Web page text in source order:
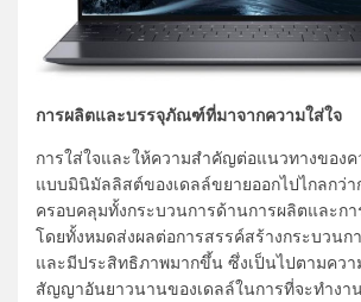
การผลิตและบรรจุภัณฑ์ที่มาจากความใส่ใจ
การใส่ใจและให้ความสำคัญต่อแนวทางของค
แบบมินิมัลลิสต์ของเดลล์ขยายออกไปไกลกว่า
ครอบคลุมทั้งกระบวนการด้านการผลิตและก
โดยทั้งหมดส่งผลต่อการสรรค์สร้างกระบวนก
และมีประสิทธิภาพมากขึ้น ซึ่งเป็นไปตามคว
สัญญาอันยาวนานของเดลล์ในการที่จะทำงา